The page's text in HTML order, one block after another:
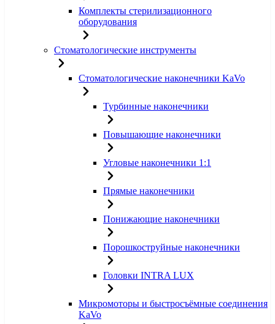
Комплекты стерилизационного
оборудования
Стоматологические инструменты
Стоматологические наконечники KaVo
Турбинные наконечники
Повышающие наконечники
Угловые наконечники 1:1
Прямые наконечники
Понижающие наконечники
Порошкоструйные наконечники
Головки INTRA LUX
Микромоторы и быстросъёмные соединения
KaVo